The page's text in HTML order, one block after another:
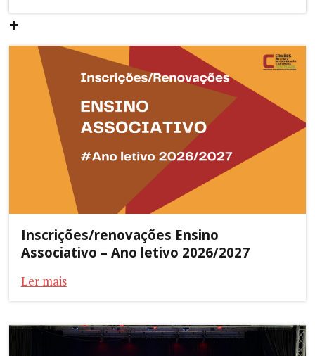
+
Inscrições/renovações Ensino
Associativo – Ano letivo 2026/2027
Ler mais